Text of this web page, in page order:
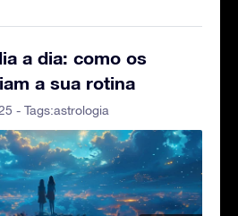
a dia: como os
a sua rotina
- Tags:astrologia